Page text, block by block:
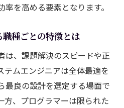
を高める要素となります。
種ごとの特徴とは
は、課題解決のスピードや正
テムエンジニアは全体最適を
最良の設計を選定する場面で
方、プログラマーは限られた